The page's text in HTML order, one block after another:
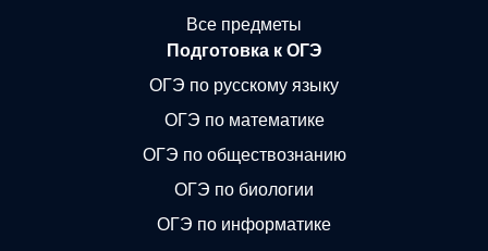
Все предметы
Подготовка к ОГЭ
ОГЭ по русскому языку
ОГЭ по математике
ОГЭ по обществознанию
ОГЭ по биологии
ОГЭ по информатике